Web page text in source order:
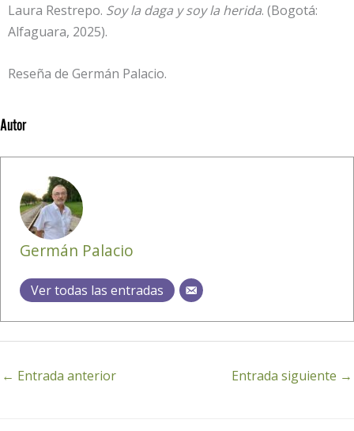
Laura Restrepo. Soy la daga y soy la herida. (Bogotá:
Alfaguara, 2025).
Reseña de Germán Palacio.
Autor
Germán Palacio
Ver todas las entradas
← Entrada anterior Entrada siguiente →